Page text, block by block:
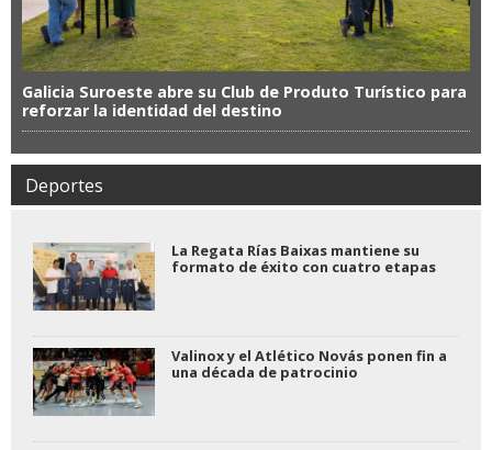
Galicia Suroeste abre su Club de Produto Turístico para
reforzar la identidad del destino
Deportes
La Regata Rías Baixas mantiene su
formato de éxito con cuatro etapas
Valinox y el Atlético Novás ponen fin a
una década de patrocinio